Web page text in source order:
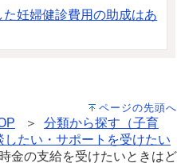
妊婦健診費用の助成はあ
ページの先頭へ
＞ 分類から探す（子育
したい・サポートを受けたい
金の支給を受けたいときはど